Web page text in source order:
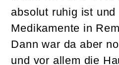
absolut ruhig ist
Medikamente in
Dann war da aber
und vor allem die